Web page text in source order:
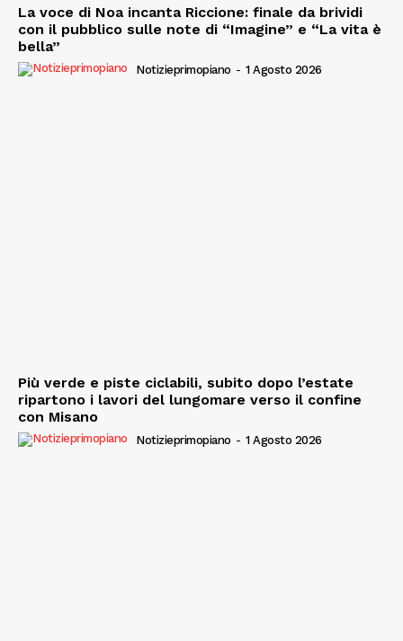
La voce di Noa incanta Riccione: finale da brividi
con il pubblico sulle note di “Imagine” e “La vita è
bella”
Notizieprimopiano - 1 Agosto 2026
Più verde e piste ciclabili, subito dopo l’estate
ripartono i lavori del lungomare verso il confine
con Misano
Notizieprimopiano - 1 Agosto 2026